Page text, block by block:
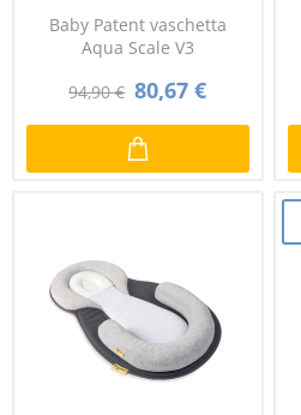
Baby Patent vaschetta
Aqua Scale V3
94,90 € 80,67 €